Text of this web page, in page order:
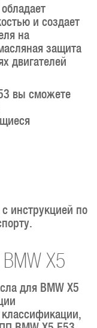
обладает
и создает
на
защита
двигателей
вы сможете
инструкцией по
X5
для BMW X5